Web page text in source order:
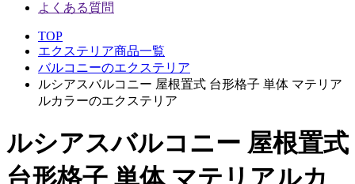
よくある質問
TOP
エクステリア商品一覧
バルコニーのエクステリア
ルシアスバルコニー 屋根置式 台形格子 単体 マテリア
ルカラーのエクステリア
ルシアスバルコニー 屋根置式
台形格子 単体 マテリアルカ